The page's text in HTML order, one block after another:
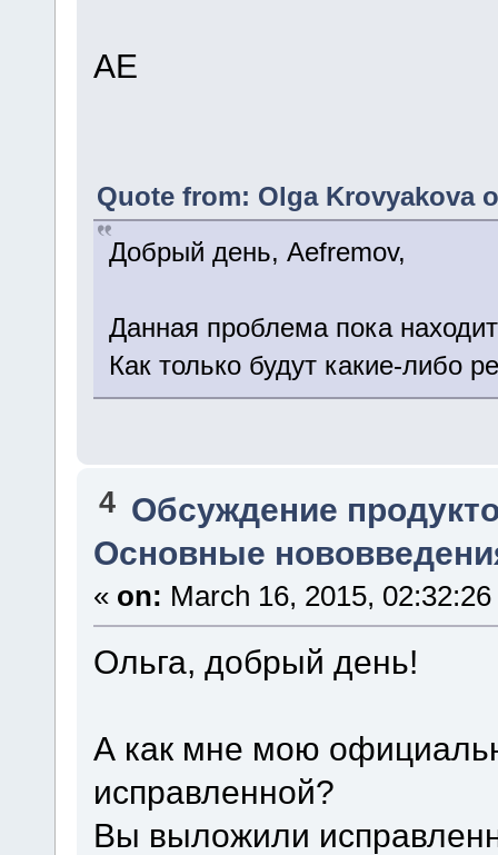
АЕ
Quote from: Olga Krovyakova
Добрый день, Aefremov,
Данная проблема пока
Как только будут какие-либо
4 Обсуждение
Основные
« on: March 16, 2015,
Ольга, добрый день!
А как мне мою
исправленной?
Вы выложили